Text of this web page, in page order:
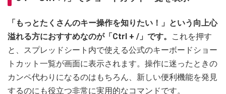
「もっとたくさんのキー操作を知りたい！」という向上心
溢れる方におすすめなのが「Ctrl + /」です。
これを押す
と、スプレッドシート内で使える公式のキーボードショー
トカット一覧が画面に表示されます。操作に迷ったときの
カンペ代わりになるのはもちろん、新しい便利機能を発見
するのにも役立つ非常に実用的なコマンドです。